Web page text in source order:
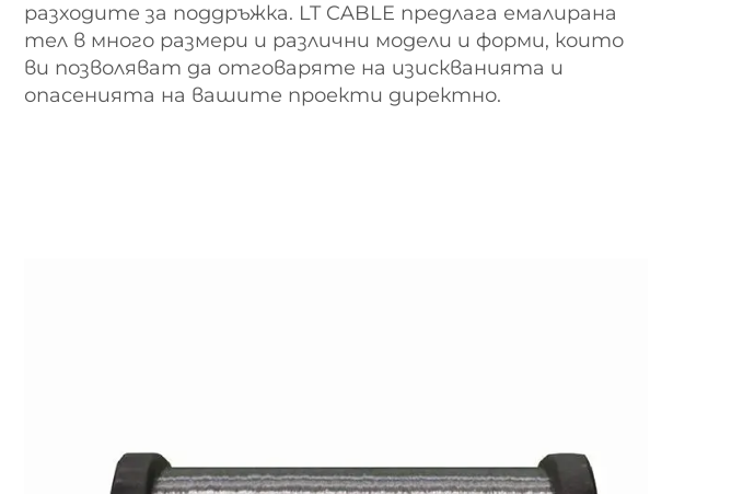
разходите за поддръжка. LT CABLE предлага емалирана
тел в много размери и различни модели и форми, които
ви позволяват да отговаряте на изискванията и
опасенията на вашите проекти директно.